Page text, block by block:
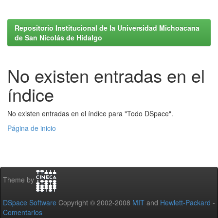
Repositorio Institucional de la Universidad Michoacana
de San Nicolás de Hidalgo
No existen entradas en el
índice
No existen entradas en el índice para "Todo DSpace".
Página de inicio
Theme by
DSpace Software Copyright © 2002-2008 MIT and Hewlett-Packard -
Comentarios